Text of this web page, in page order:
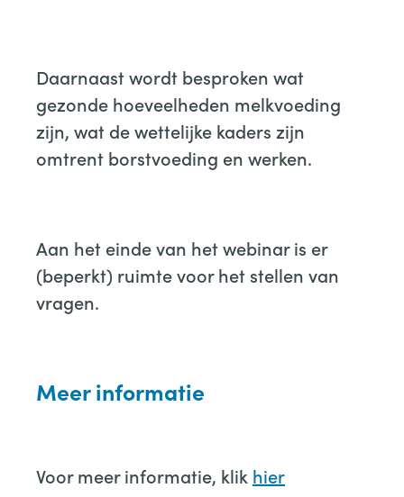
Daarnaast wordt besproken wat
gezonde hoeveelheden melkvoeding
zijn, wat de wettelijke kaders zijn
omtrent borstvoeding en werken.
Aan het einde van het webinar is er
(beperkt) ruimte voor het stellen van
vragen.
Meer informatie
Voor meer informatie, klik hier